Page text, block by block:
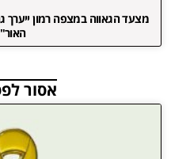
מצעד הגאווה במצפה רמון ייערך
האור"
אסור